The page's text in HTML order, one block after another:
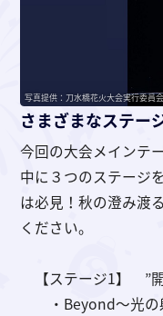
写真提供：刀水橋花火大会実行委員会
さまざまなステー
今回の大会メインテ
中に３つのステージ
は必見！秋の澄み渡
ください。
【ステージ1】 ”
・Beyond〜光の